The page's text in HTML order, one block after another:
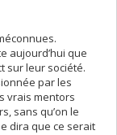
aujourd’hui que
sur leur société.
par les
vrais mentors
sans qu’on le
dira que ce serait